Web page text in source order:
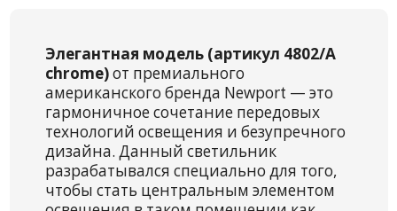
Элегантная модель (артикул 4802/A
chrome)от премиального
американского бренда Newport — это
гармоничное сочетание передовых
технологий освещения и безупречного
дизайна. Данный светильник
разрабатывался специально для того,
чтобы стать центральным элементом